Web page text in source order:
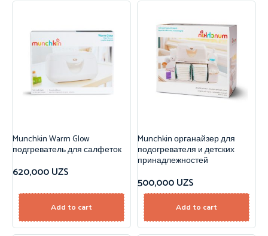
Munchkin Warm Glow
подгреватель для салфеток
620,000UZS
Add to cart
Munchkin органайзер для
подогревателя и детских
принадлежностей
500,000UZS
Add to cart